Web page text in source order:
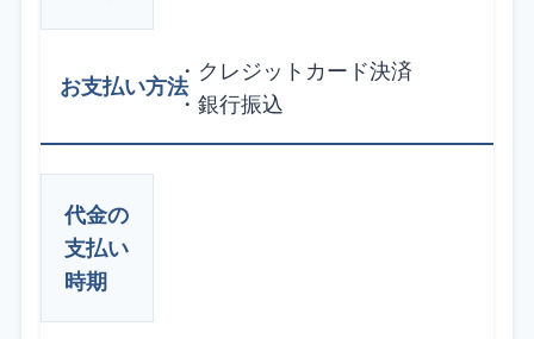
・クレジットカード決済
・銀行振込
代金の
支払い
時期